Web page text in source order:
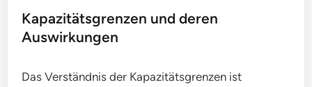
Kapazitätsgrenzen und deren
Auswirkungen
Das Verständnis der Kapazitätsgrenzen ist